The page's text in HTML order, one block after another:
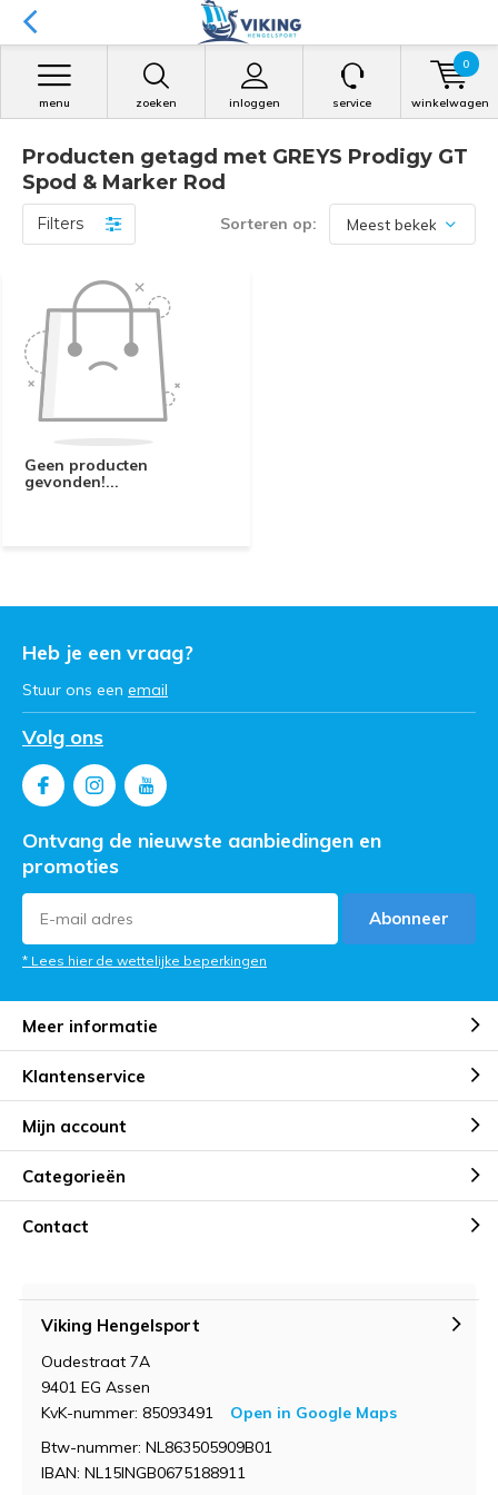
zoeken inloggen
menu service winkelwagen
0
Producten getagd met GREYS Prodigy GT
Spod & Marker Rod
Filters Sorteren op:
Geen producten
gevonden!...
Heb je een vraag?
Stuur ons een email
Volg ons
Ontvang de nieuwste aanbiedingen en
promoties
Abonneer
* Lees hier de wettelijke beperkingen
Meer informatie
Klantenservice
Mijn account
Categorieën
Contact
Viking Hengelsport
Oudestraat 7A
9401 EG Assen
KvK-nummer: 85093491
Open in Google Maps
Btw-nummer: NL863505909B01
IBAN: NL15INGB0675188911